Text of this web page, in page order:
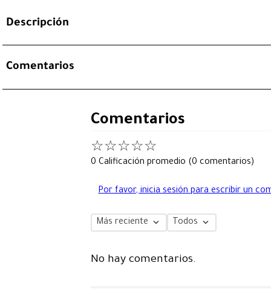
Descripción
Comentarios
Comentarios
☆☆☆☆☆
0 Calificación promedio (0 comentarios)
Por favor, inicia sesión para escribir un
Más reciente Todos
No hay comentarios.